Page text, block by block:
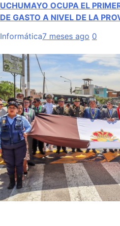
UCHUMAYO OCUPA EL
DE GASTO A NIVEL DE LA
Informática7 meses ago 0